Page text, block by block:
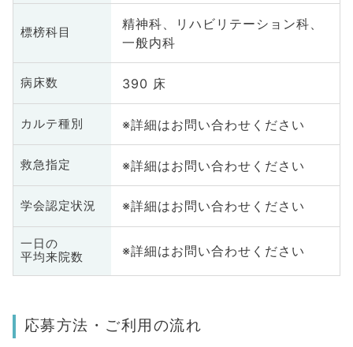
標榜科目
精神科、リハビリテーション科、
一般内科
病床数 390 床
カルテ種別 ※詳細はお問い合わせください
救急指定 ※詳細はお問い合わせください
学会認定状況 ※詳細はお問い合わせください
一日の
平均来院数
※詳細はお問い合わせください
応募方法・ご利用の流れ